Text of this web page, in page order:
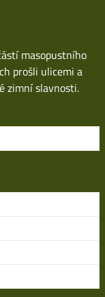
masopustního
prošli ulicemi a
zimní slavnosti.